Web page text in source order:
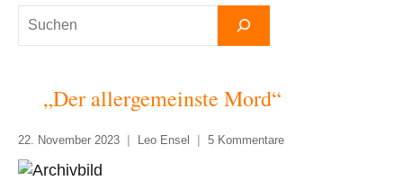
Suchen
„Der allergemeinste Mord“
22. November 2023 Leo Ensel 5 Kommentare